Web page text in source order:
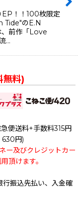
！！100枚限定
Tide"のE.N
前作「Love
…
無料)
便送料+手数料315円
円)
ー及びクレジットカー
頂けます。
行振込先払い、入金確